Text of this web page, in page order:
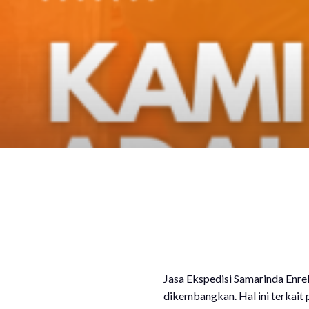
Jasa Ekspedisi Samarinda
dikembangkan. Hal ini terkait